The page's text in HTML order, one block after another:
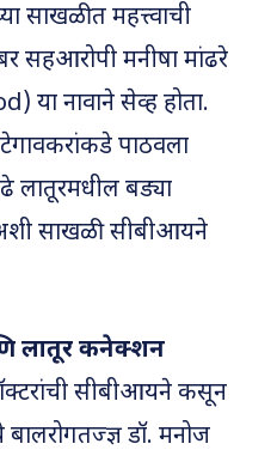
साखळीत महत्त्वाची
सहआरोपी मनीषा मांढरे
या नावाने सेव्ह होता.
पाठवला
लातूरमधील बड्या
अशी साखळी सीबीआयने
लातूर कनेक्शन
सीबीआयने कसून
डॉ. मनोज